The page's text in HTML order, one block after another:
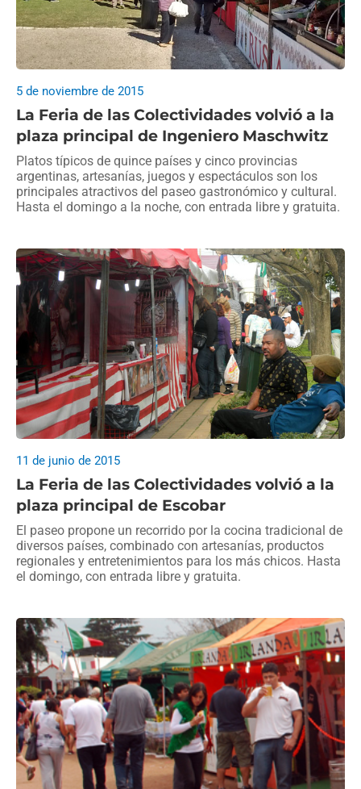
La Feria de las Colectividades volvió a la
plaza principal de Ingeniero Maschwitz
5 de noviembre de 2015
Platos típicos de quince países y cinco provincias
argentinas, artesanías, juegos y espectáculos son los
principales atractivos del paseo gastronómico y cultural.
Hasta el domingo a la noche, con entrada libre y gratuita.
La Feria de las Colectividades volvió a la
plaza principal de Escobar
11 de junio de 2015
El paseo propone un recorrido por la cocina tradicional de
diversos países, combinado con artesanías, productos
regionales y entretenimientos para los más chicos. Hasta
el domingo, con entrada libre y gratuita.